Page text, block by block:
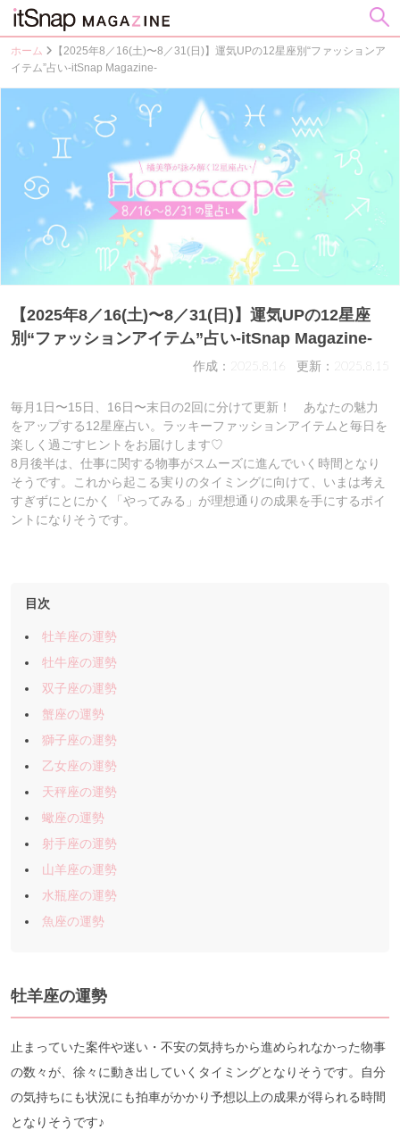
ホーム
【2025年8／16(土)〜8／31(日)】運気UPの12星座別“ファッションア
イテム”占い-itSnap Magazine-
【2025年8／16(土)〜8／31(日)】運気UPの12星座
別“ファッションアイテム”占い-itSnap Magazine-
作成：2025.8.16 更新：2025.8.15
毎月1日〜15日、16日〜末日の2回に分けて更新！ あなたの魅力
をアップする12星座占い。ラッキーファッションアイテムと毎日を
楽しく過ごすヒントをお届けします♡
8月後半は、仕事に関する物事がスムーズに進んでいく時間となり
そうです。これから起こる実りのタイミングに向けて、いまは考え
すぎずにとにかく「やってみる」が理想通りの成果を手にするポイ
ントになりそうです。
目次
牡羊座の運勢
牡牛座の運勢
双子座の運勢
蟹座の運勢
獅子座の運勢
乙女座の運勢
天秤座の運勢
蠍座の運勢
射手座の運勢
山羊座の運勢
水瓶座の運勢
魚座の運勢
牡羊座の運勢
止まっていた案件や迷い・不安の気持ちから進められなかった物事
の数々が、徐々に動き出していくタイミングとなりそうです。自分
の気持ちにも状況にも拍車がかかり予想以上の成果が得られる時間
となりそうです♪